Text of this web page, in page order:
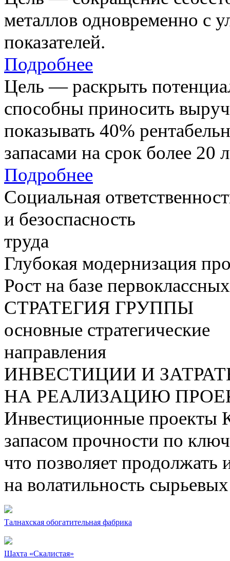
металлов одновременно с
показателей.
Подробнее
Цель — раскрыть
способны приносить
показывать 40%
запасами на срок более 20
Подробнее
Социальная
и безоспасность
труда
Глубокая модернизация
Рост на базе
СТРАТЕГИЯ ГРУППЫ
основные стратегические
направления
ИНВЕСТИЦИИ И
НА РЕАЛИЗАЦИЮ
Инвестиционные проекты
запасом прочности по
что позволяет продолжать
на волатильность
Талнахская обогатительная фабрика
Шахта «Скалистая»